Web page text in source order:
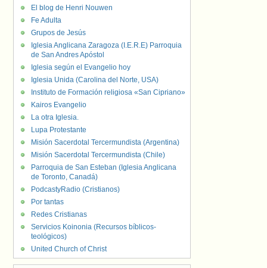
El blog de Henri Nouwen
Fe Adulta
Grupos de Jesús
Iglesia Anglicana Zaragoza (I.E.R.E) Parroquia
de San Andres Apóstol
Iglesia según el Evangelio hoy
Iglesia Unida (Carolina del Norte, USA)
Instituto de Formación religiosa «San Cipriano»
Kairos Evangelio
La otra Iglesia.
Lupa Protestante
Misión Sacerdotal Tercermundista (Argentina)
Misión Sacerdotal Tercermundista (Chile)
Parroquia de San Esteban (Iglesia Anglicana
de Toronto, Canadá)
PodcastyRadio (Cristianos)
Por tantas
Redes Cristianas
Servicios Koinonia (Recursos bíblicos-
teológicos)
United Church of Christ